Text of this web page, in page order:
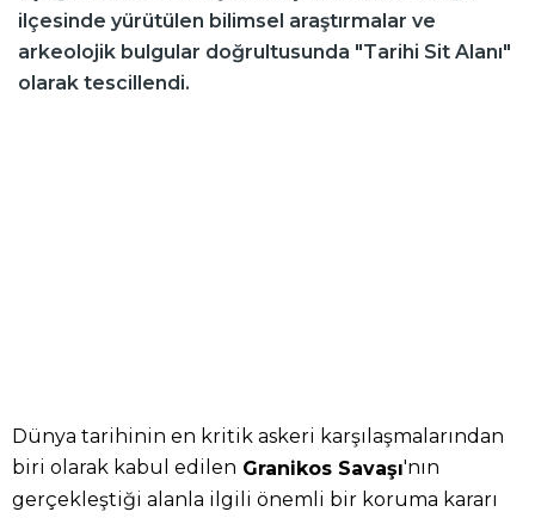
ilçesinde yürütülen bilimsel araştırmalar ve
arkeolojik bulgular doğrultusunda "Tarihi Sit Alanı"
olarak tescillendi.
Dünya tarihinin en kritik askeri karşılaşmalarından
biri olarak kabul edilen Granikos Savaşı'nın
gerçekleştiği alanla ilgili önemli bir koruma kararı